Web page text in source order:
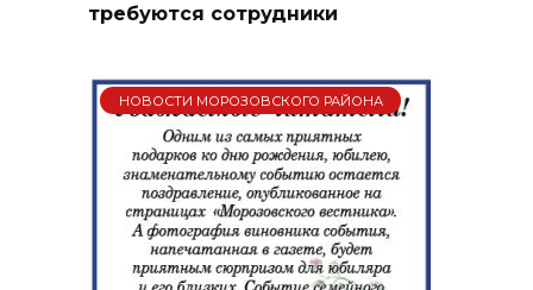
требуются сотрудники
НОВОСТИ МОРОЗОВСКОГО РАЙОНА